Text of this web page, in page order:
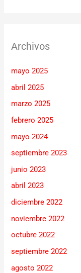
Archivos
mayo 2025
abril 2025
marzo 2025
febrero 2025
mayo 2024
septiembre 2023
junio 2023
abril 2023
diciembre 2022
noviembre 2022
octubre 2022
septiembre 2022
agosto 2022